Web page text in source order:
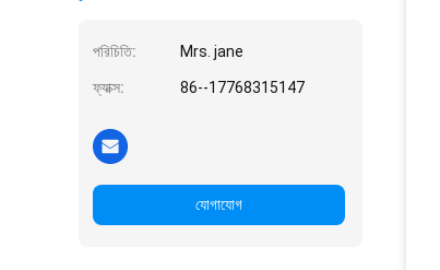
পরিচিতি: Mrs. jane
ফ্যাক্স: 86--17768315147
যোগাযোগ